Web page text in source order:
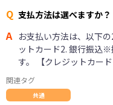
Q 支払方法は選べますか？
A お支払い方法は、以下
ットカード2. 銀行振込
す。 【クレジットカー
関連タグ
共通